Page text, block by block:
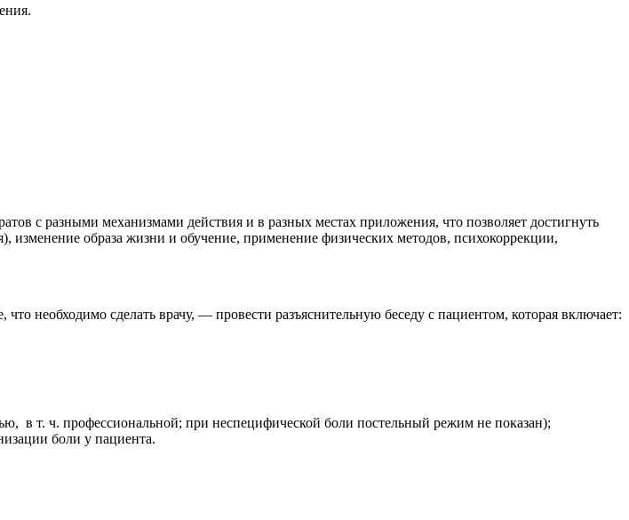
с разными механизмами действия и в разных местах приложения, что позволяет достигнуть
образа жизни и обучение, применение физических методов, психокоррекции,
необходимо сделать врачу, — провести разъяснительную беседу с пациентом, которая включает:
в т. ч. профессиональной; при неспецифической боли постельный режим не показан);
боли у пациента.